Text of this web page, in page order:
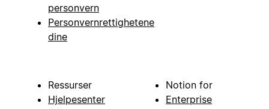
personvern
Personvernrettighetene
dine
Ressurser
Hjelpesenter
Notion for
Enterprise